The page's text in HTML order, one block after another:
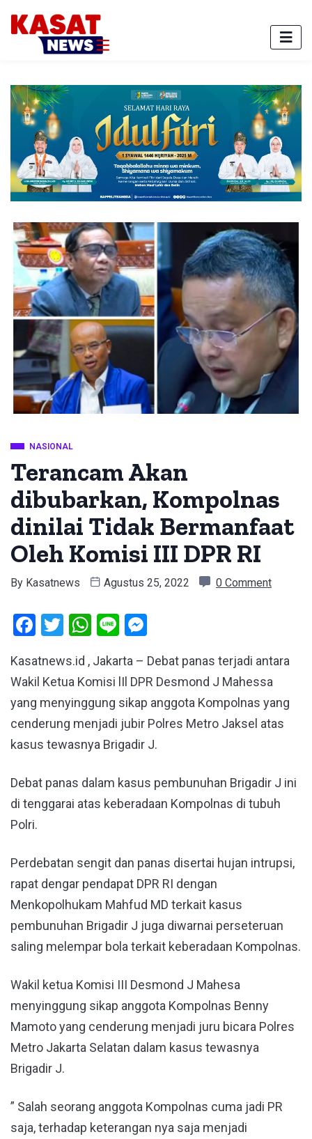
NASIONAL
Terancam Akan
dibubarkan, Kompolnas
dinilai Tidak Bermanfaat
Oleh Komisi III DPR RI
By Kasatnews Agustus 25, 2022 0 Comment
Facebook
Twitter
WhatsApp
Line
Kasatnews.id , Jakarta – Debat panas terjadi antara
Wakil Ketua Komisi lIl DPR Desmond J Mahessa
yang menyinggung sikap anggota Kompolnas yang
cenderung menjadi jubir Polres Metro Jaksel atas
kasus tewasnya Brigadir J.
Debat panas dalam kasus pembunuhan Brigadir J ini
di tenggarai atas keberadaan Kompolnas di tubuh
Polri.
Perdebatan sengit dan panas disertai hujan intrupsi,
rapat dengar pendapat DPR RI dengan
Menkopolhukam Mahfud MD terkait kasus
pembunuhan Brigadir J juga diwarnai perseteruan
saling melempar bola terkait keberadaan Kompolnas.
Wakil ketua Komisi III Desmond J Mahesa
menyinggung sikap anggota Kompolnas Benny
Mamoto yang cenderung menjadi juru bicara Polres
Metro Jakarta Selatan dalam kasus tewasnya
Brigadir J.
” Salah seorang anggota Kompolnas cuma jadi PR
saja, terhadap keterangan nya saja menjadi